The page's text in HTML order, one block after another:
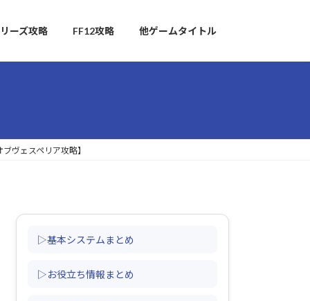
ーズ攻略 FF12攻略 他ゲームタイトル
ヴェスペリア攻略】
▷基本システムまとめ
▷お役立ち情報まとめ